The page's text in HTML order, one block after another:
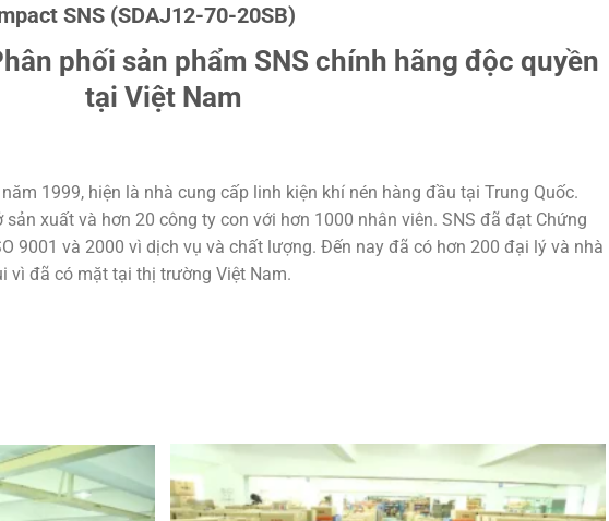
SNS (SDAJ12-70-20SB)
phối sản phẩm SNS chính hãng độc quyền
tại Việt Nam
1999, hiện là nhà cung cấp linh kiện khí nén hàng đầu tại Trung Quốc.
sản xuất và hơn 20 công ty con với hơn 1000 nhân viên. SNS đã đạt Chứng
9001 và 2000 vì dịch vụ và chất lượng. Đến nay đã có hơn 200 đại lý và nhà
vì đã có mặt tại thị trường Việt Nam.